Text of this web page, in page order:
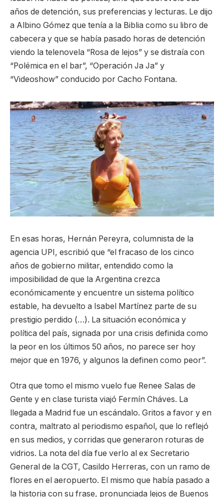
años de detención, sus preferencias y lecturas. Le dijo
a Albino Gómez que tenía a la Biblia como su libro de
cabecera y que se había pasado horas de detención
viendo la telenovela “Rosa de lejos” y se distraía con
“Polémica en el bar”, “Operación Ja Ja” y
“Videoshow” conducido por Cacho Fontana.
En esas horas, Hernán Pereyra, columnista de la
agencia UPI, escribió que “el fracaso de los cinco
años de gobierno militar, entendido como la
imposibilidad de que la Argentina crezca
económicamente y encuentre un sistema político
estable, ha devuelto a Isabel Martínez parte de su
prestigio perdido (…). La situación económica y
política del país, signada por una crisis definida como
la peor en los últimos 50 años, no parece ser hoy
mejor que en 1976, y algunos la definen como peor”.
Otra que tomo el mismo vuelo fue Renee Salas de
Gente y en clase turista viajó Fermín Cháves. La
llegada a Madrid fue un escándalo. Gritos a favor y en
contra, maltrato al periodismo español, que lo reflejó
en sus medios, y corridas que generaron roturas de
vidrios. La nota del día fue verlo al ex Secretario
General de la CGT, Casildo Herreras, con un ramo de
flores en el aeropuerto. El mismo que había pasado a
la historia con su frase, pronunciada lejos de Buenos